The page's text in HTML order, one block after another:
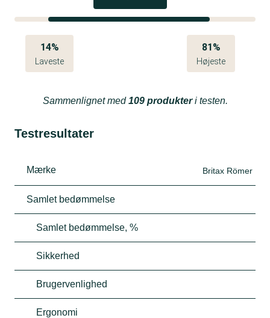
14%
Laveste
81%
Højeste
Sammenlignet med109 produkteri testen.
Testresultater
Mærke Britax Römer
Samlet bedømmelse
Samlet bedømmelse, %
Sikkerhed
Brugervenlighed
Ergonomi